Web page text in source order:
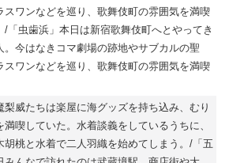
スワンなどを巡り、歌舞伎町の雰囲気を満喫
/「虫歯浜」本日は新宿歌舞伎町へとやってき
。今はなきコマ劇場の跡地やサブカルの聖
スワンなどを巡り、歌舞伎町の雰囲気を満喫
梨威たちは楽屋に海グッズを持ち込み、むり
喫していた。水着談義をしているうちに、
胡桃と水着で二人羽織を始めてしまう。/「五